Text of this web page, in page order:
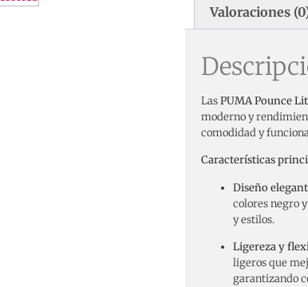
Valoraciones
LasPUMA Pounce
moderno y
comodidad y
Características
Diseño
colores negro
y estilos.
Ligereza y
ligeros que
garantizando